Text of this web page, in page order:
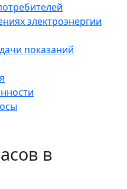
электроэнергии
показаний
в